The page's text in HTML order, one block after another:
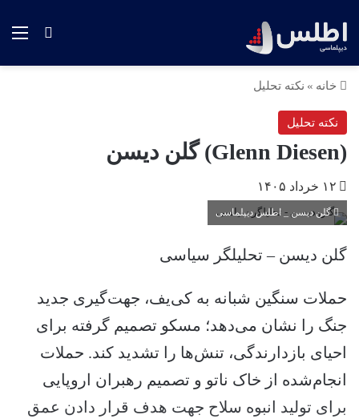
جستجو
خانه » نکته تحلیل
نکته تحلیل
(Glenn Diesen) گلن دیسن
۱۲ خرداد ۱۴۰۵
گلن دیسن _ اطلس دیپلماسی
گلن دیسن – تحلیلگر سیاسی
حملات سنگین شبانه به کی‌یف، جهت‌گیری جدید
جنگ را نشان می‌دهد؛ مسکو تصمیم گرفته برای
احیای بازدارندگی، تنش‌ها را تشدید کند. حملات
انجام‌شده از خاک ناتو و تصمیم رهبران اروپایی
برای تولید انبوه سلاح جهت هدف قرار دادن عمق